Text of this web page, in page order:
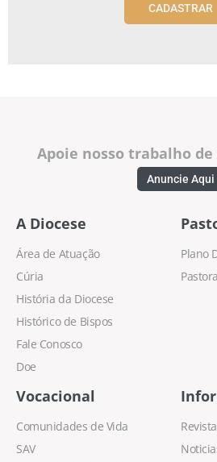
CADASTRAR
Apoie nosso trabalho
Anuncie Aqui
A Diocese
Área de Atuação
Cúria
História da Diocese
Histórico de Bispos
Fale Conosco
Doe
Plano
Vocacional
Comunidades de Vida
SAV